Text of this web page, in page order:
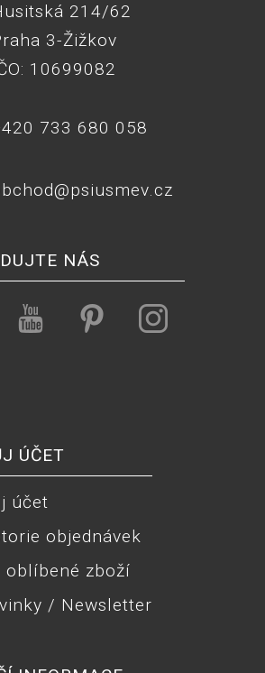
214/62
3-Žižkov
10699082
733 680 058
NÁS
ÚČET
účet
objednávek
oblíbené zboží
/ Newsletter